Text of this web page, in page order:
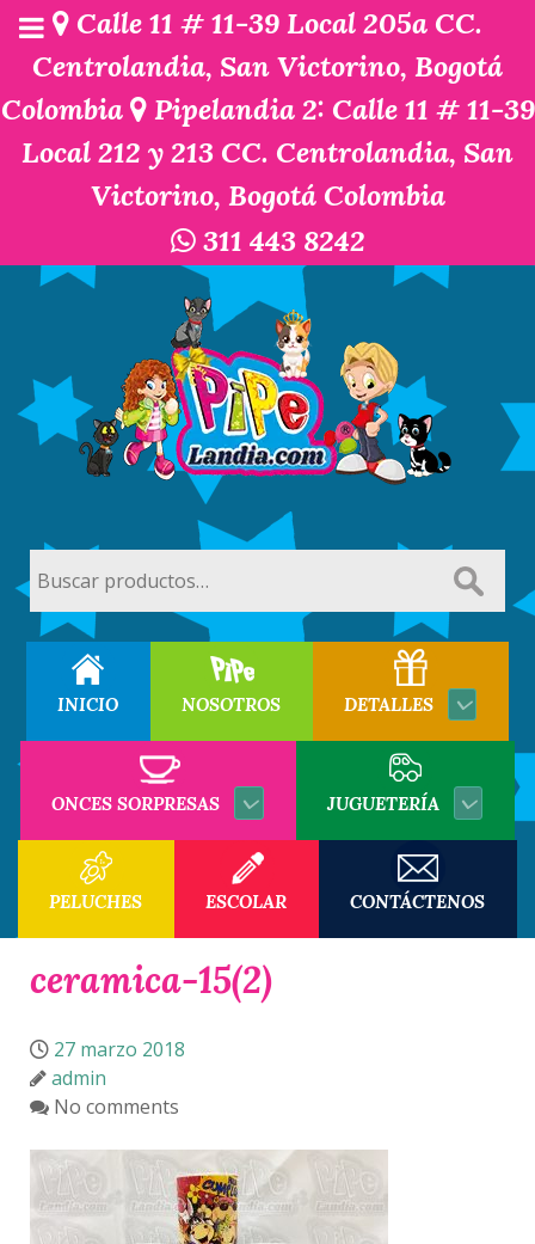
Calle 11 # 11-39 Local 205a CC.
Centrolandia, San Victorino, Bogotá
Colombia
Pipelandia 2: Calle 11 # 11-39
Local 212 y 213 CC. Centrolandia, San
Victorino, Bogotá Colombia
311 443 8242
por:
INICIO NOSOTROS DETALLES
ONCES SORPRESAS JUGUETERÍA
PELUCHES ESCOLAR CONTÁCTENOS
ceramica-15(2)
27 marzo 2018
admin
No comments